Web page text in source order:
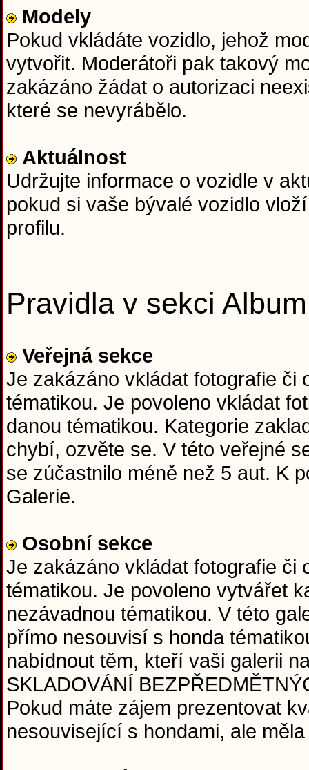
Modely
Pokud vkládáte vozidlo, jehož
vytvořit. Moderátoři pak takový
zakázáno žádat o autorizaci
které se nevyrábělo.
Aktuálnost
Udržujte informace o vozidle v
pokud si vaše bývalé vozidlo
profilu.
Pravidla v sekci Album
Veřejná sekce
Je zakázáno vkládat fotografie či
tématikou. Je povoleno vkládat
danou tématikou. Kategorie
chybí, ozvěte se. V této veřejné
se zúčastnilo méně než 5 aut. K
Galerie.
Osobní sekce
Je zakázáno vkládat fotografie či
tématikou. Je povoleno vytvářet
nezávadnou tématikou. V této
přímo nesouvisí s honda
nabídnout těm, kteří vaši galerii
SKLADOVÁNÍ
Pokud máte zájem prezentovat
nesouvisející s hondami, ale